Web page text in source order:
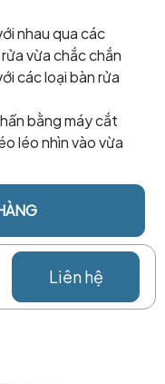
nhau qua các
vừa chắc chắn
các loại bàn rửa
bằng máy cắt
léo nhìn vào vừa
Liên hệ